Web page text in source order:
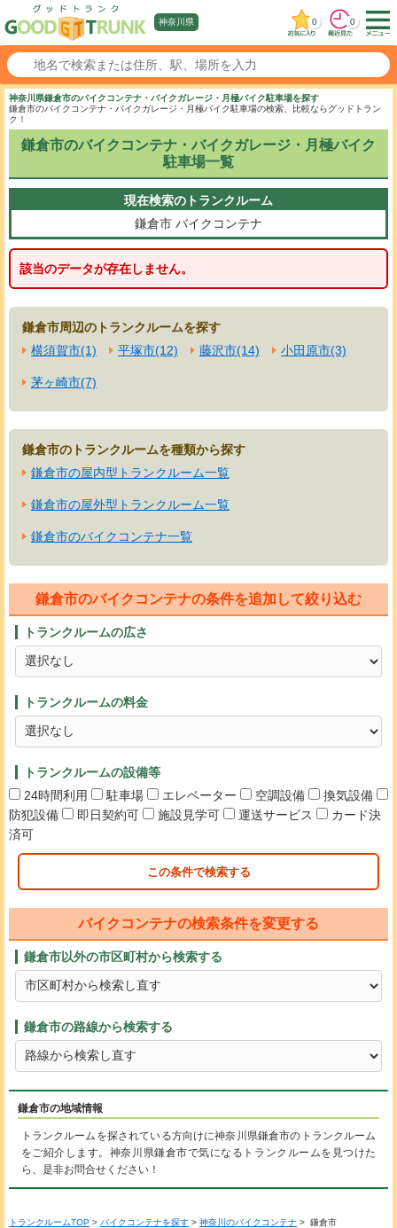
神奈川県 0 0
神奈川県鎌倉市のバイクコンテナ・バイクガレージ・月極バイク駐車場を探す
鎌倉市のバイクコンテナ・バイクガレージ・月極バイク駐車場の検索、比較ならグッドトラン
ク！
鎌倉市のバイクコンテナ・バイクガレージ・月極バイク
駐車場一覧
現在検索のトランクルーム
鎌倉市 バイクコンテナ
該当のデータが存在しません。
鎌倉市周辺のトランクルームを探す
横須賀市(1)
平塚市(12) 藤沢市(14) 小田原市(3)
茅ヶ崎市(7)
鎌倉市のトランクルームを種類から探す
鎌倉市の屋内型トランクルーム一覧
鎌倉市の屋外型トランクルーム一覧
鎌倉市のバイクコンテナ一覧
鎌倉市のバイクコンテナの条件を追加して絞り込む
トランクルームの広さ
トランクルームの料金
トランクルームの設備等
24時間利用
駐車場 エレベーター 空調設備
換気設備
防犯設備
即日契約可 施設見学可 運送サービス
カード決
済可
この条件で検索する
バイクコンテナの検索条件を変更する
鎌倉市以外の市区町村から検索する
鎌倉市の路線から検索する
鎌倉市の地域情報
トランクルームを探されている方向けに神奈川県鎌倉市のトランクルーム
をご紹介します。神奈川県鎌倉市で気になるトランクルームを見つけた
ら、是非お問合せください！
トランクルームTOP > バイクコンテナを探す > 神奈川のバイクコンテナ > 鎌倉市